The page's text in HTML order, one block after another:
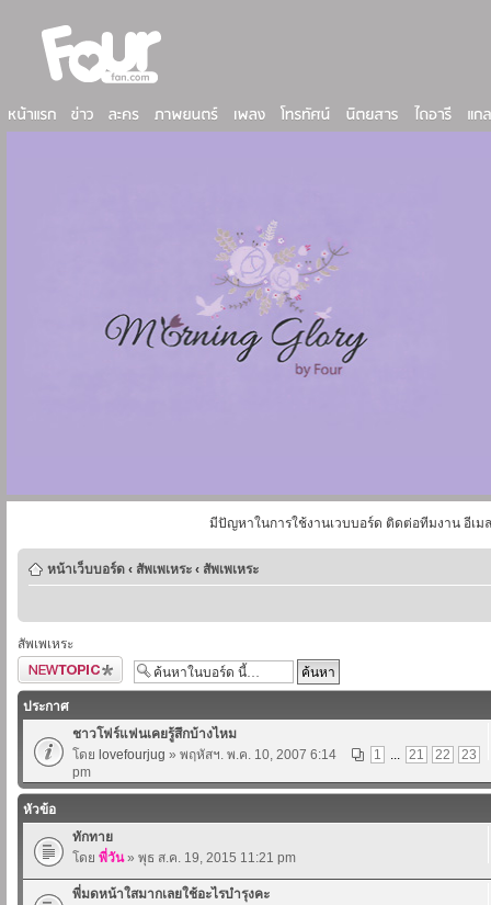
มีปัญหาในการใช้งานเวบบอร์ด ติดต่อทีมงาน อีเม
หน้าเว็บบอร์ด ‹ สัพเพเหระ ‹ สัพเพเหระ
สัพเพเหระ
ตั้งกระทู้ใหม่
ประกาศ
ชาวโฟร์แฟนเคยรู้สึกบ้างไหม
1
... 21 22 23
โดย lovefourjug » พฤหัสฯ. พ.ค. 10, 2007 6:14
pm
หัวข้อ
ทักทาย
โดย พี่วัน» พุธ ส.ค. 19, 2015 11:21 pm
พี่มดหน้าใสมากเลยใช้อะไรบำรุงคะ